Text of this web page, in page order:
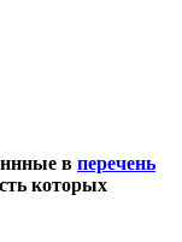
в перечень
которых